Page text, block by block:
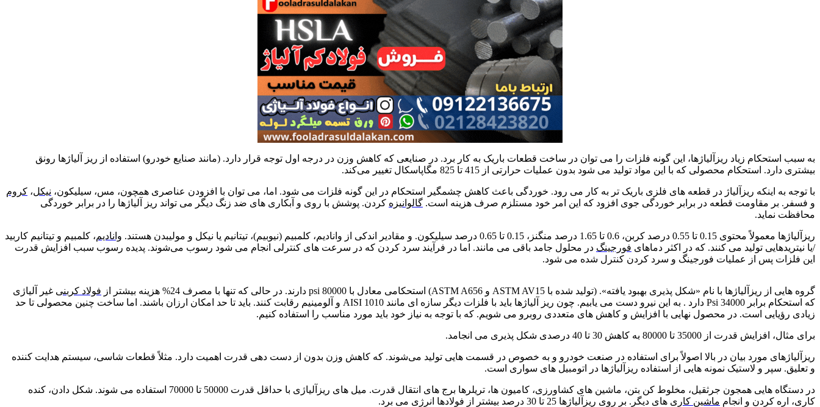
به سبب استحکام زیاد ریزآلیاژها، این گونه فلزات را می توان در ساخت قطعات باریک به کار برد. در صنایعی که کاهش وزن در درجه اول توجه قرار دارد. (مانند صنایع خودرو) استفاده از ریز آلیاژها رونق
بیشتری دارد. استحکام محصولی که با این مواد تولید می شود بدون عملیات حرارتی از 415 تا 825 مگاپاسکال تغییر می‌کند.
با توجه به اینکه ریزآلیاژ در قطعه های فلزی باریک تر به کار می رود. خوردگی باعث کاهش چشمگیر استحکام در این گونه فلزات می شود. اما، می توان با افزودن عناصری همچون، مس، سیلیکون، نیکل، کروم
و فسفر. بر مقاومت قطعه در برابر خوردگی جوی افزود که این امر خود مستلزم صرف هزینه است. گالوانیزه کردن. پوشش با روی و آبکاری های ضد زنگ دیگر می تواند ریز آلیاژها را در برابر خوردگی
محافظت نماید.
ریزآلیاژها معمولاً محتوی 0.15 تا 0.55 درصد کربن، 0.6 تا 1.65 درصد منگنز، 0.15 تا 0.65 درصد سیلیکون. و مقادیر اندکی از وانادیم، کلمبیم (نیوبیم)، تیتانیم یا نیکل و مولیبدن هستند. وانادیم، کلمبیم و تیتانیم کاربید
/یا نیتریدهایی تولید می کنند. که در اکثر دماهای فورجینگ در محلول جامد باقی می مانند. اما در فرآیند سرد کردن که در سرعت های کنترلی انجام می شود رسوب می‌شوند. پدیده رسوب سبب افزایش قدرت
این فلزات پس از عملیات فورجینگ و سرد کردن کنترل شده می شود.
گروه هایی از ریزآلیاژها با نام «شکل پذیری بهبود یافته». (تولید شده با ASTM AV15 و ASTM A656) استحکامی معادل با 80000 psi دارند. در حالی که تنها با مصرف 24% هزینه بیشتر از فولاد کربنی غیر آلیاژی
که استحکام برابر 34000 Psi دارد . به این نیرو دست می یابیم. چون ریز آلیاژها باید با فلزات دیگر سازه ای مانند AISI 1010 و آلومینیم رقابت کنند. باید تا حد امکان ارزان باشند. اما ساخت چنین محصولی تا حد
زیادی رؤیایی است. در محصول نهایی با افزایش و کاهش های متعددی روبرو می شویم. که با توجه به نیاز خود باید مورد مناسب را استفاده کنیم.
برای مثال، افزایش قدرت از 35000 تا 80000 به کاهش 30 تا 40 درصدی شکل پذیری می انجامد.
ریزآلیاژهای مورد بیان در بالا اصولاً برای استفاده در صنعت خودرو و به خصوص در قسمت هایی تولید می‌شوند. که کاهش وزن بدون از دست دهی قدرت اهمیت دارد. مثلاً قطعات شاسی، سیستم هدایت کننده
و تعلیق. سپر و لاستیک نمونه هایی از استفاده ریزآلیاژها در اتومبیل های سواری است.
در دستگاه هایی همجون جرثقیل، مخلوط کن بتن، ماشین های کشاورزی، کامیون ها، تریلرها برج های انتقال قدرت. میل های ریزآلیاژی با حداقل قدرت 50000 تا 70000 استفاده می شوند. شکل دادن، کنده
کاری، اره کردن و انجام ماشین کاری های دیگر. بر روی ریزآلیاژها 25 تا 30 درصد بیشتر از فولادها انرژی می برد.